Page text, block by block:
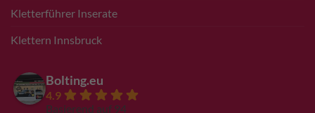
Kletterführer Inserate
Klettern Innsbruck
Bolting.eu
4.9
Basierend auf 94